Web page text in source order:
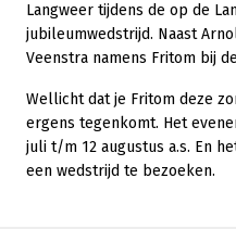
Langweer tijdens de op de
jubileumwedstrijd. Naast
Veenstra namens Fritom bij
Wellicht dat je Fritom deze
ergens tegenkomt. Het
juli t/m 12 augustus a.s. En
een wedstrijd te bezoeken.